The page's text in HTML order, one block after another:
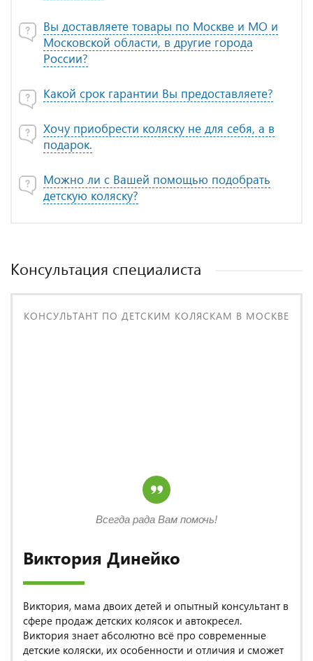
Вы доставляете товары по Москве и МО и
Московской области, в другие города
России?
Какой срок гарантии Вы предоставляете?
Хочу приобрести коляску не для себя, а в
подарок.
Можно ли с Вашей помощью подобрать
детскую коляску?
Консультация специалиста
КОНСУЛЬТАНТ ПО ДЕТСКИМ КОЛЯСКАМ В МОСКВЕ
Виктория Динейко
Виктория, мама двоих детей и опытный консультант в
сфере продаж детских колясок и автокресел.
Виктория знает абсолютно всё про современные
детские коляски, их особенности и отличия и сможет
Всегда рада Вам помочь!